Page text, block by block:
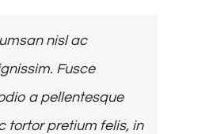
nisl ac
Fusce
a pellentesque
tortor pretium felis, in